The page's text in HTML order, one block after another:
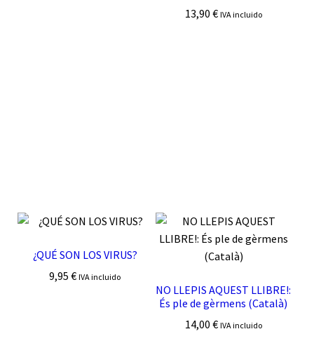
13,90 € IVA incluido
¿QUÉ SON LOS VIRUS?
9,95€ IVA incluido
NO LLEPIS AQUEST LLIBRE!:
És ple de gèrmens (Català)
14,00 € IVA incluido